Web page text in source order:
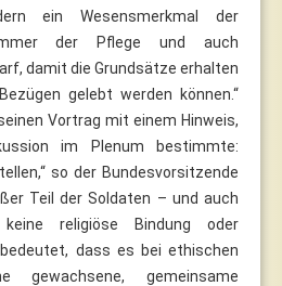
ein Wesensmerkmal der
der Pflege und auch
damit die Grundsätze erhalten
gelebt werden können.“
Vortrag mit einem Hinweis,
im Plenum bestimmte:
so der Bundesvorsitzende
Teil der Soldaten – und auch
religiöse Bindung oder
dass es bei ethischen
gewachsene, gemeinsame